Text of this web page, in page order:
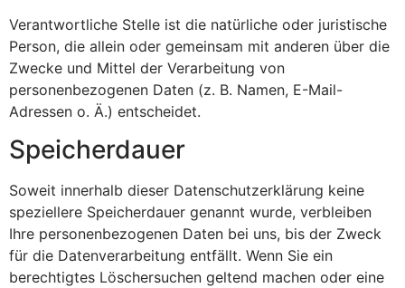
Verantwortliche Stelle ist die natürliche oder juristische
Person, die allein oder gemeinsam mit anderen über die
Zwecke und Mittel der Verarbeitung von
personenbezogenen Daten (z. B. Namen, E-Mail-
Adressen o. Ä.) entscheidet.
Speicherdauer
Soweit innerhalb dieser Datenschutzerklärung keine
speziellere Speicherdauer genannt wurde, verbleiben
Ihre personenbezogenen Daten bei uns, bis der Zweck
für die Datenverarbeitung entfällt. Wenn Sie ein
berechtigtes Löschersuchen geltend machen oder eine